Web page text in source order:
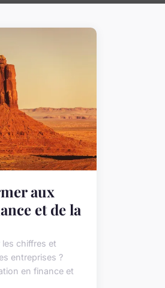
aux
et de la
chiffres et
entreprises ?
en finance et